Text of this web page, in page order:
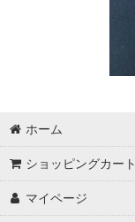
ホーム
ショッピングカート
マイページ